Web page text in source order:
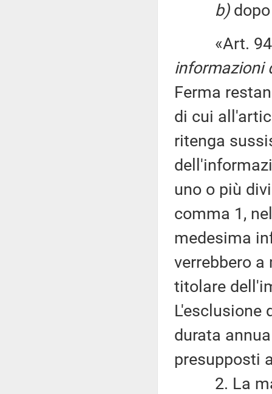
b)dopo
«Art.
informazioni
Ferma
di cui
ritenga
uno o più
comma 1,
medesima
verrebbero
titolare
L'esclusione
durata
presupposti
2. La